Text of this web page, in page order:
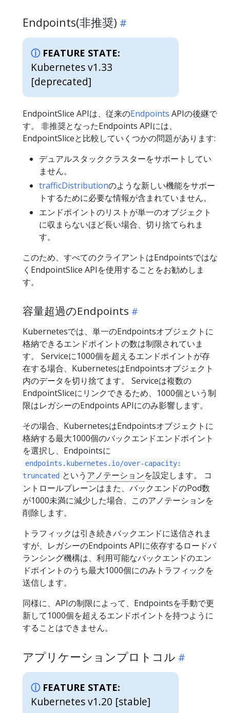
Endpoints(非推奨)
FEATURE STATE:
Kubernetes v1.33
[deprecated]
EndpointSlice APIは、従来のEndpoints APIの後継で
す。 非推奨となったEndpoints APIには、
EndpointSliceと比較していくつかの問題があります:
デュアルスタッククラスターをサポートしてい
ません。
trafficDistributionのような新しい機能をサポー
トするために必要な情報が含まれていません。
エンドポイントのリストが単一のオブジェクト
に収まらないほど長い場合、切り捨てられま
す。
このため、すべてのクライアントはEndpointsではな
くEndpointSlice APIを使用することをお勧めしま
す。
容量超過のEndpoints
Kubernetesでは、単一のEndpointsオブジェクトに
格納できるエンドポイントの数は制限されていま
す。 Serviceに1000個を超えるエンドポイントが存
在する場合、KubernetesはEndpointsオブジェクト
内のデータを切り捨てます。 Serviceは複数の
EndpointSliceにリンクできるため、1000個という制
限はレガシーのEndpoints APIにのみ影響します。
その場合、KubernetesはEndpointsオブジェクトに
格納する最大1000個のバックエンドエンドポイント
を選択し、Endpointsに
endpoints.kubernetes.io/over-capacity:
truncated という アノテーションを設定します。 コ
ントロールプレーンはまた、バックエンドのPod数
が1000未満に減少した場合、このアノテーションを
削除します。
トラフィックは引き続きバックエンドに送信されま
すが、レガシーのEndpoints APIに依存するロードバ
ランシング機構は、利用可能なバックエンドのエン
ドポイントのうち最大1000個にのみトラフィックを
送信します。
同様に、APIの制限によって、Endpointsを手動で更
新して1000個を超えるエンドポイントを持つように
することはできません。
アプリケーションプロトコル
FEATURE STATE:
Kubernetes v1.20 [stable]